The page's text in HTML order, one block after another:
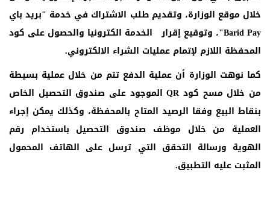
خلال موقع الوزارة، وتقديم طلب الاشتراك في خدمة "بريد باي
Barid Pay"، وتوقيع إقرار الخدمة الكترونيا والحصول على كود
المحفظة اللازم لإتمام عمليات الشراء الالكتروني.
كما نوهت الوزارة أن عملية الدفع تتم من خلال عملية بسيطة
من خلال مسح كودQRالموجود على صندوق التحصيل الخاص
بنقاط البيع وفقا الرصيد المتاح بالمحفظة، وكذلك يمكن إجراء
العملية من خلال موظف صندوق التحصيل باستخدام رقم
الهوية ورسالة التحقق التي ترسل على الهاتف المحمول
المثبت عليه التطبيق.